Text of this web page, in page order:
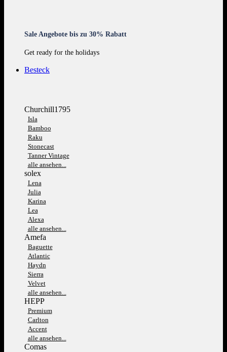
Sale Angebote bis zu 30% Rabatt
Get ready for the holidays
Besteck
Churchill1795
Isla
Bamboo
Raku
Stonecast
Tanner Vintage
alle ansehen...
solex
Lena
Julia
Karina
Lea
Alexa
alle ansehen...
Amefa
Baguette
Atlantic
Haydn
Sierra
Velvet
alle ansehen...
HEPP
Premium
Carlton
Accent
alle ansehen...
Comas